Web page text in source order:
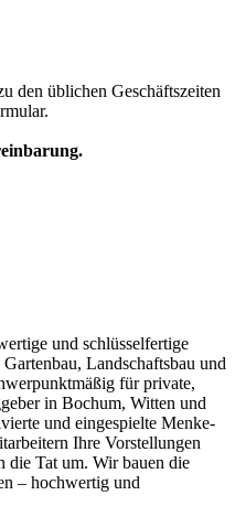
den üblichen Geschäftszeiten
und schlüsselfertige
Landschaftsbau und
für private,
in Bochum, Witten und
und eingespielte Menke-
Ihre Vorstellungen
Tat um. Wir bauen die
– hochwertig und